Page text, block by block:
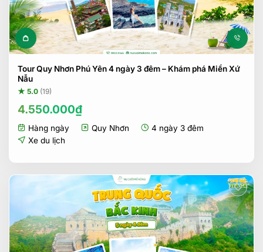
Tour Quy Nhơn Phú Yên 4 ngày 3 đêm – Khám phá Miền Xứ
Nẫu
★ 5.0 (19)
4.550.000₫
Hàng ngày Quy Nhơn
4 ngày 3 đêm
Xe du lịch